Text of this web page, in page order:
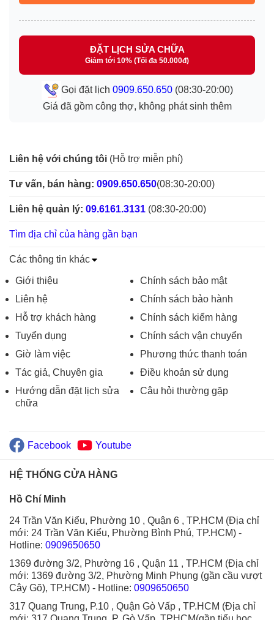
ĐẶT LỊCH SỬA CHỮA
Giảm tới 10% (Tối đa 50.000đ)
Gọi đặt lịch 0909.650.650(08:30-20:00)
Giá đã gồm công thợ, không phát sinh thêm
Liên hệ với chúng tôi (Hỗ trợ miễn phí)
Tư vấn, bán hàng: 0909.650.650(08:30-20:00)
Liên hệ quản lý: 09.6161.3131 (08:30-20:00)
Tìm địa chỉ của hàng gần bạn
Các thông tin khác
Giới thiệu
Liên hệ
Hỗ trợ khách hàng
Tuyển dụng
Giờ làm việc
Tác giả, Chuyên gia
Hướng dẫn đặt lịch sửa
chữa
Chính sách bảo mật
Chính sách bảo hành
Chính sách kiểm hàng
Chính sách vận chuyển
Phương thức thanh toán
Điều khoản sử dụng
Câu hỏi thường gặp
Facebook Youtube
HỆ THỐNG CỬA HÀNG
Hồ Chí Minh
24 Trần Văn Kiểu, Phường 10 , Quận 6 , TP.HCM (Địa chỉ
mới: 24 Trần Văn Kiểu, Phường Bình Phú, TP.HCM) -
Hotline: 0909650650
1369 đường 3/2, Phường 16 , Quận 11 , TP.HCM (Địa chỉ
mới: 1369 đường 3/2, Phường Minh Phụng (gần cầu vượt
Cây Gõ), TP.HCM) - Hotline: 0909650650
317 Quang Trung, P.10 , Quận Gò Vấp , TP.HCM (Địa chỉ